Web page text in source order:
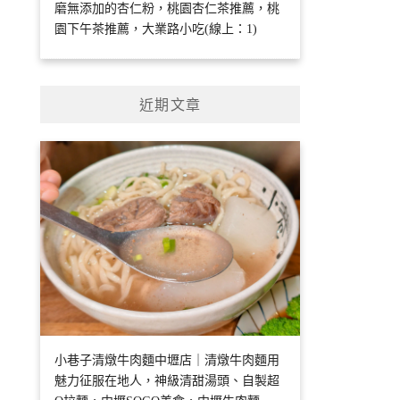
磨無添加的杏仁粉，桃園杏仁茶推薦，桃
園下午茶推薦，大業路小吃(線上：1)
近期文章
小巷子清燉牛肉麵中壢店｜清燉牛肉麵用
魅力征服在地人，神級清甜湯頭、自製超